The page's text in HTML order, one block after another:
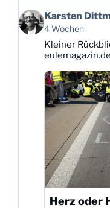
Beitrag
von
Karsten
Dittmann
Bluesky
ansehen
Karsten
4 Wochen
Kleiner
Herz oder